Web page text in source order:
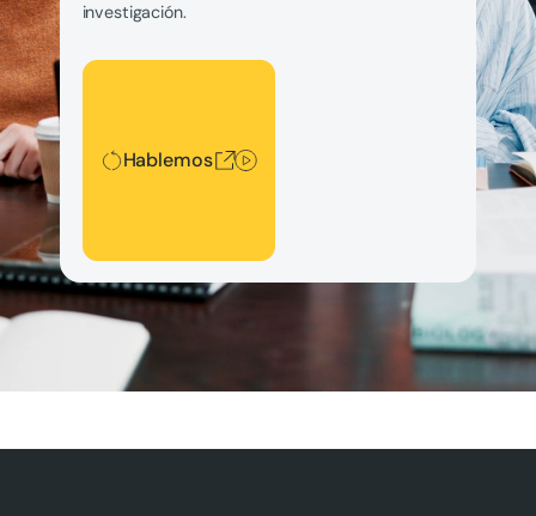
investigación.
Hablemos
Hablemos